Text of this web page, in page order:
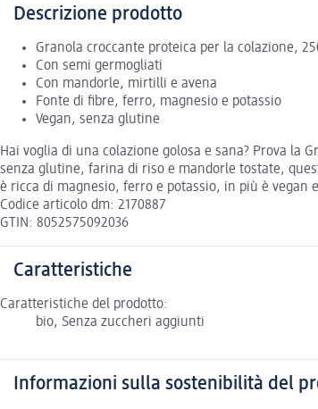
Descrizione prodotto
Granola croccante proteica per la colazione,
Con semi germogliati
Con mandorle, mirtilli e avena
Fonte di fibre, ferro, magnesio e potassio
Vegan, senza glutine
Hai voglia di una colazione golosa e sana? Prova
senza glutine, farina di riso e mandorle tostate,
è ricca di magnesio, ferro e potassio, in più è vegan
Codice articolo dm: 2170887
GTIN: 8052575092036
Caratteristiche
Caratteristiche del prodotto:
bio, Senza zuccheri aggiunti
Informazioni sulla sostenibilità del